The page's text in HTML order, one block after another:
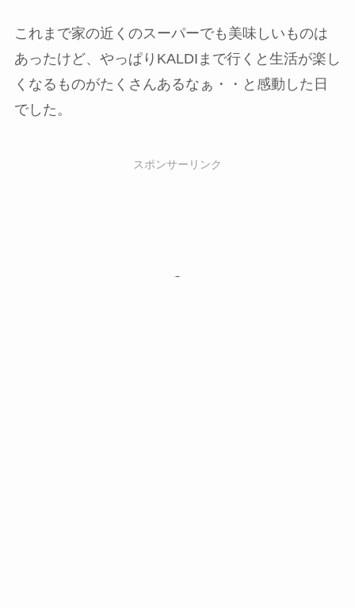
これまで家の近くのスーパーでも美味しいものは
あったけど、やっぱりKALDIまで行くと生活が楽し
くなるものがたくさんあるなぁ・・と感動した日
でした。
スポンサーリンク